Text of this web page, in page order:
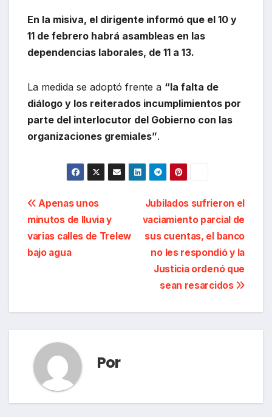
En la misiva, el dirigente informó que el 10 y
11 de febrero habrá asambleas en las
dependencias laborales, de 11 a 13.
La medida se adoptó frente a “la falta de
diálogo y los reiterados incumplimientos por
parte del interlocutor del Gobierno con las
organizaciones gremiales”.
Navegación
de
entradas
Jubilados sufrieron el
vaciamiento parcial de
sus cuentas, el banco
no les respondió y la
Justicia ordenó que
sean resarcidos
Apenas unos
minutos de lluvia y
varias calles de Trelew
bajo agua
Por